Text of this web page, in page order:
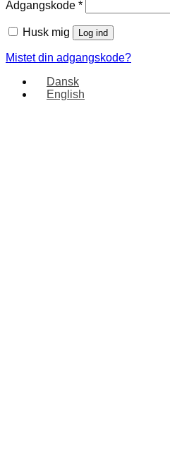
Adgangskode *
Husk mig Log ind
Mistet din adgangskode?
Dansk
English